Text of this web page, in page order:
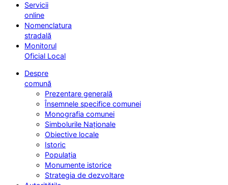
Servicii
online
Nomenclatura
stradală
Monitorul
Oficial Local
Despre
comună
Prezentare generală
Însemnele specifice comunei
Monografia comunei
Simbolurile Naționale
Obiective locale
Istoric
Populația
Monumente istorice
Strategia de dezvoltare